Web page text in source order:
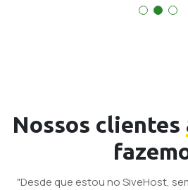
Nossos clientes
"Desde que estou no SiveHost,